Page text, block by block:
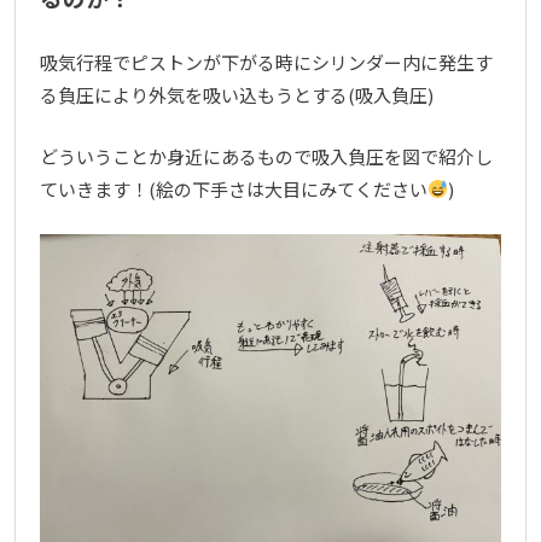
吸気行程でピストンが下がる時にシリンダー内に発生す
る負圧により外気を吸い込もうとする(吸入負圧)
どういうことか身近にあるもので吸入負圧を図で紹介し
ていきます！(絵の下手さは大目にみてください
)